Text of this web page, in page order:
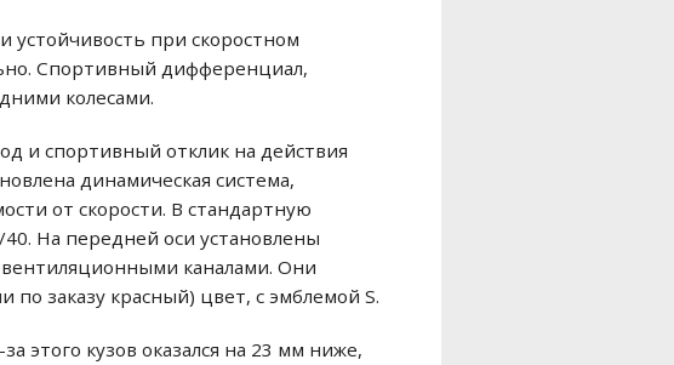
при скоростном
Спортивный дифференциал,
колесами.
и спортивный отклик на действия
динамическая система,
от скорости. В стандартную
На передней оси установлены
каналами. Они
заказу красный) цвет, с эмблемой S.
этого кузов оказался на 23 мм ниже,